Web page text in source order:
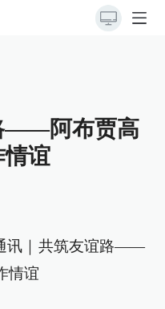
——阿布贾高
情谊
讯｜共筑友谊路——
情谊